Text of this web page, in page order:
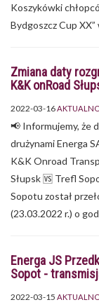
Koszykówki
Bydgoszcz Cup
Zmiana daty
K&K onRoad
2022-03-16
📢 Informujemy, że
drużynami Energa
K&K Onroad
Słupsk 🆚 Trefl
Sopotu został
(23.03.2022 r.) o
Energa JS
Sopot -
2022-03-15